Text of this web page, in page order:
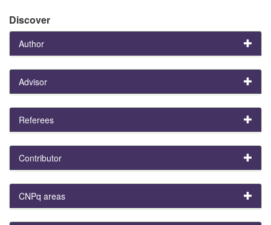
Discover
Author
Advisor
Referees
Contributor
CNPq areas